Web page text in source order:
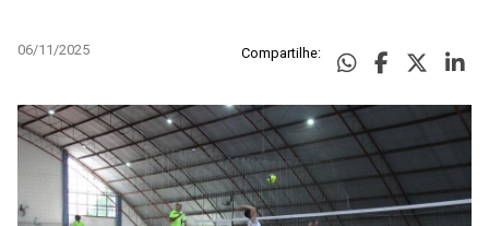
06/11/2025 Compartilhe: